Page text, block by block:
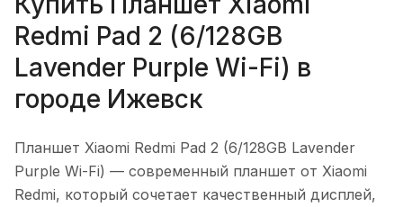
Redmi Pad 2 (6/128GB
Lavender Purple Wi-Fi) в
городе Ижевск
Планшет Xiaomi Redmi Pad 2 (6/128GB Lavender
Purple Wi-Fi) — современный планшет от Xiaomi
Redmi, который сочетает качественный дисплей,